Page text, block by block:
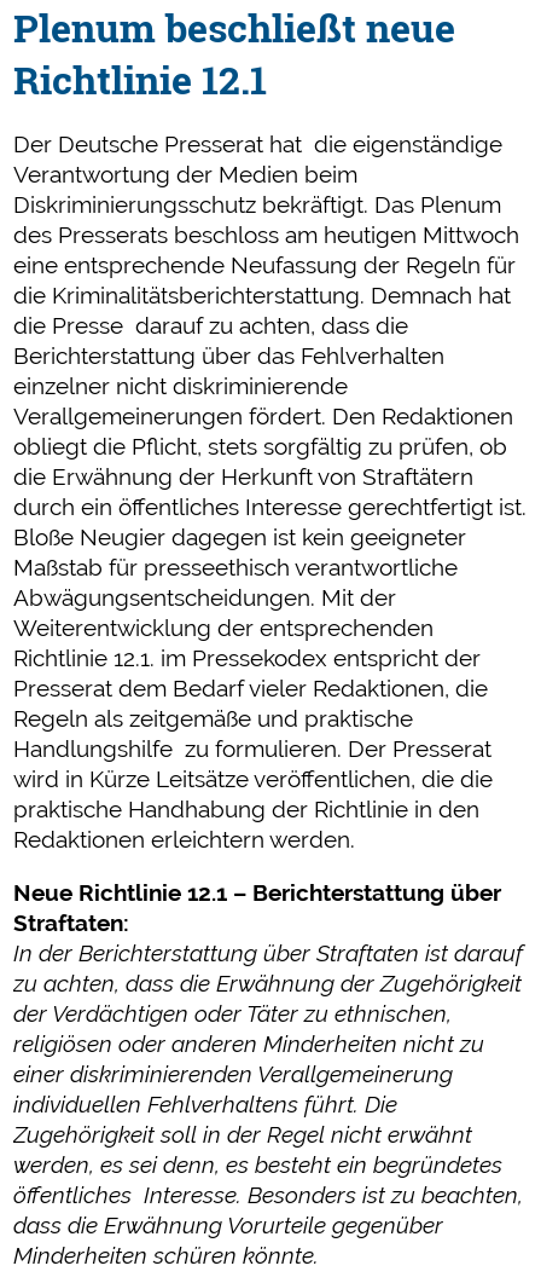
Plenum beschließt neue
Richtlinie 12.1
Der Deutsche Presserat hat die eigenständige
Verantwortung der Medien beim
Diskriminierungsschutz bekräftigt. Das Plenum
des Presserats beschloss am heutigen Mittwoch
eine entsprechende Neufassung der Regeln für
die Kriminalitätsberichterstattung. Demnach hat
die Presse darauf zu achten, dass die
Berichterstattung über das Fehlverhalten
einzelner nicht diskriminierende
Verallgemeinerungen fördert. Den Redaktionen
obliegt die Pflicht, stets sorgfältig zu prüfen, ob
die Erwähnung der Herkunft von Straftätern
durch ein öffentliches Interesse gerechtfertigt ist.
Bloße Neugier dagegen ist kein geeigneter
Maßstab für presseethisch verantwortliche
Abwägungsentscheidungen. Mit der
Weiterentwicklung der entsprechenden
Richtlinie 12.1. im Pressekodex entspricht der
Presserat dem Bedarf vieler Redaktionen, die
Regeln als zeitgemäße und praktische
Handlungshilfe zu formulieren. Der Presserat
wird in Kürze Leitsätze veröffentlichen, die die
praktische Handhabung der Richtlinie in den
Redaktionen erleichtern werden.
Neue Richtlinie 12.1 – Berichterstattung über
Straftaten:
In der Berichterstattung über Straftaten ist darauf
zu achten, dass die Erwähnung der Zugehörigkeit
der Verdächtigen oder Täter zu ethnischen,
religiösen oder anderen Minderheiten nicht zu
einer diskriminierenden Verallgemeinerung
individuellen Fehlverhaltens führt. Die
Zugehörigkeit soll in der Regel nicht erwähnt
werden, es sei denn, es besteht ein begründetes
öffentliches Interesse. Besonders ist zu beachten,
dass die Erwähnung Vorurteile gegenüber
Minderheiten schüren könnte.